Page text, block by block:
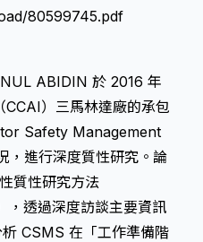
80599745.pdf
ABIDIN 於 2016 年
）三馬林達廠的承包
Safety Management
，進行深度質性研究。論
質性研究方法
，透過深度訪談主要資訊
CSMS 在「工作準備階